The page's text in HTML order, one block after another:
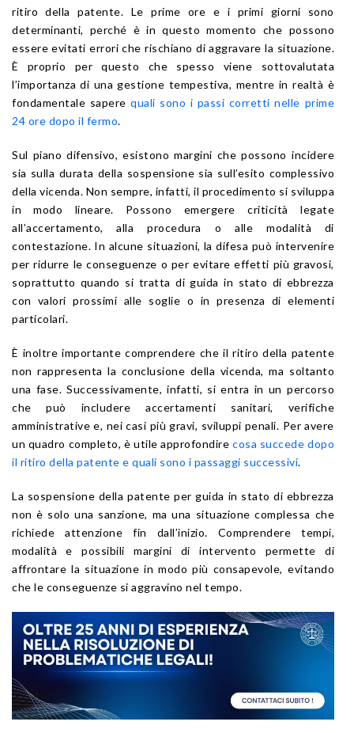
ritiro della patente. Le prime ore e i primi giorni sono
determinanti, perché è in questo momento che possono
essere evitati errori che rischiano di aggravare la situazione.
È proprio per questo che spesso viene sottovalutata
l’importanza di una gestione tempestiva, mentre in realtà è
fondamentale saperequali sono i passi corretti nelle prime
24 ore dopo il fermo.
Sul piano difensivo, esistono margini che possono incidere
sia sulla durata della sospensione sia sull’esito complessivo
della vicenda. Non sempre, infatti, il procedimento si sviluppa
in modo lineare. Possono emergere criticità legate
all’accertamento, alla procedura o alle modalità di
contestazione. In alcune situazioni, la difesa può intervenire
per ridurre le conseguenze o per evitare effetti più gravosi,
soprattutto quando si tratta di guida in stato di ebbrezza
con valori prossimi alle soglie o in presenza di elementi
particolari.
È inoltre importante comprendere che il ritiro della patente
non rappresenta la conclusione della vicenda, ma soltanto
una fase. Successivamente, infatti, si entra in un percorso
che può includere accertamenti sanitari, verifiche
amministrative e, nei casi più gravi, sviluppi penali. Per avere
un quadro completo, è utile approfondire cosa succede dopo
il ritiro della patente e quali sono i passaggi successivi.
La sospensione della patente per guida in stato di ebbrezza
non è solo una sanzione, ma una situazione complessa che
richiede attenzione fin dall’inizio. Comprendere tempi,
modalità e possibili margini di intervento permette di
affrontare la situazione in modo più consapevole, evitando
che le conseguenze si aggravino nel tempo.